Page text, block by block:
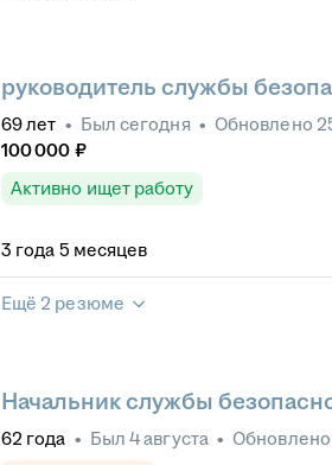
руководитель службы
69лет • Был сегодня • Обновлено
100 000 ₽
Активно ищет работу
3 года 5 месяцев
Ещё 2 резюме
Начальник службы
62 года • Был 4 августа • Обновлено